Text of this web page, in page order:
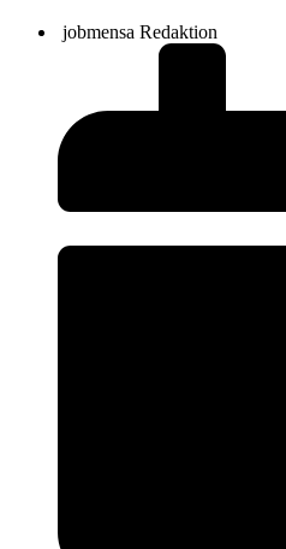
jobmensa Redaktion